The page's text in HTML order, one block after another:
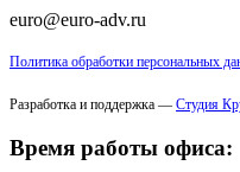
euro@euro-adv.ru
Политика обработки персональных
Разработка и поддержка — Студия
Время работы офиса: